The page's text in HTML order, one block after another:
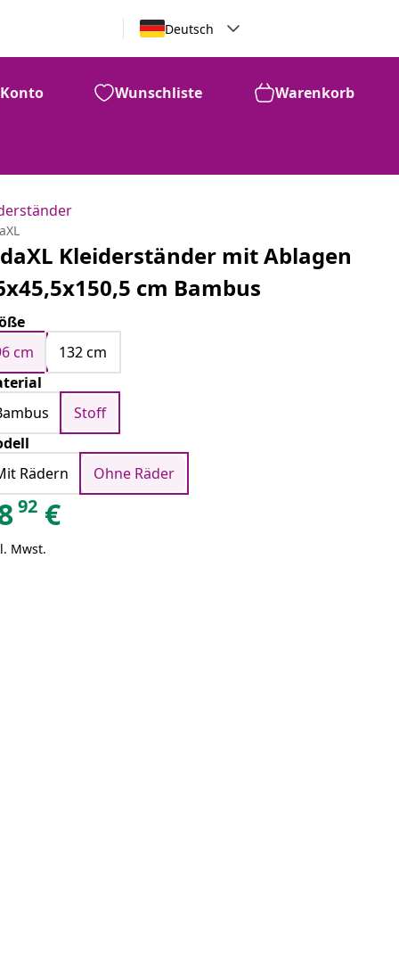
Deutsch
Konto Wunschliste Warenkorb
Kleiderständer mit Ablagen
cm Bambus
cm
132 cm
Stoff
Rädern
Ohne Räder
92 €
Mwst.